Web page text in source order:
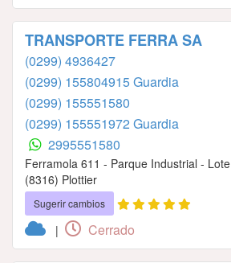
TRANSPORTE FERRA SA
(0299) 4936427
(0299) 155804915 Guardia
(0299) 155551580
(0299) 155551972 Guardia
2995551580
Ferramola 611 - Parque Industrial -
(8316) Plottier
Sugerir cambios
| Cerrado